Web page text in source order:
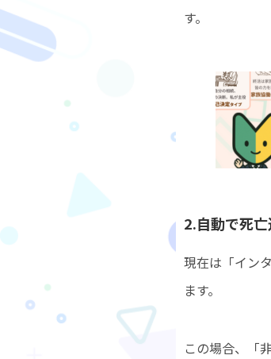
す。
2.自動で死
現在は「イン
ます。
この場合、「